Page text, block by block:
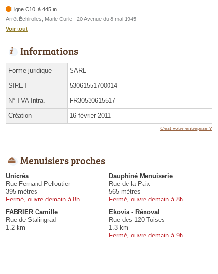
Ligne C10, à 445 m
Arrêt Échirolles, Marie Curie - 20 Avenue du 8 mai 1945
Voir tout
Informations
Forme juridique SARL
SIRET 53061551700014
N° TVA Intra. FR30530615517
Création 16 février 2011
C'est votre entreprise ?
Menuisiers proches
Unicréa
Rue Fernand Pelloutier
395 mètres
Fermé, ouvre demain à 8h
Dauphiné Menuiserie
Rue de la Paix
565 mètres
Fermé, ouvre demain à 8h
FABRIER Camille
Rue de Stalingrad
1.2 km
Ekovia - Rénoval
Rue des 120 Toises
1.3 km
Fermé, ouvre demain à 9h